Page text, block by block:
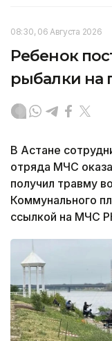
08:30, 06 Августа 2026
Ребенок
рыбалки на
В Астане
отряда МЧС
получил травму
Коммунального
ссылкой на МЧС